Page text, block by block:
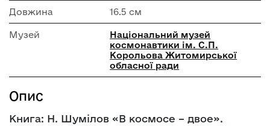
Довжина 16.5 см
Музей
Національний музей
космонавтики ім. С.П.
Корольова Житомирської
обласної ради
Опис
Книга: Н. Шумілов «В космосе – двое».